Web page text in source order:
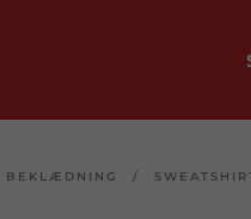
BEKLÆDNING /